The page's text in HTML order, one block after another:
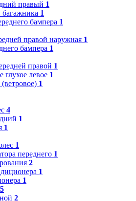
правый 1
багажника 1
бампера 1
правой наружная 1
бампера 1
правой 1
глухое левое 1
1
4
1
1
1
переднего 1
2
1
1
5
2